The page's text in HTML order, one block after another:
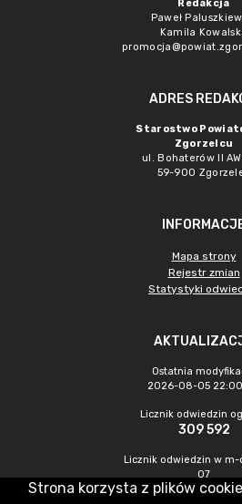
Redakcja
Paweł
Kamila
ADRES
Starostwo
Zgorzelcu
ul. Bohaterów II
59-900
Mapa strony
Rejestr zmian
Statystyki
Ostatnia
2026-08-05
Licznik odwiedzin
309 592
Licznik odwiedzin w
07
290
Strona korzysta z plików